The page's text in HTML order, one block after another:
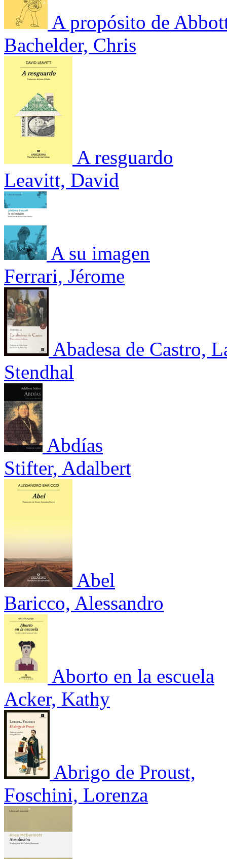
A propósito de
Bachelder, Chris
A resguardo
Leavitt, David
A su imagen
Ferrari, Jérome
Abadesa de Castro,
Stendhal
Abdías
Stifter, Adalbert
Abel
Baricco, Alessandro
Aborto en la escuela
Acker, Kathy
Abrigo de Proust,
Foschini, Lorenza